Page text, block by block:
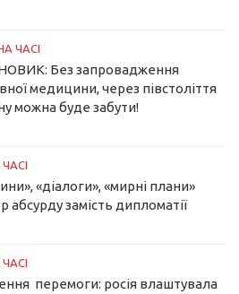
ЧАСІ
Без запровадження
медицини, через півстоліття
можна буде забути!
«діалоги», «мирні плани»
абсурду замість дипломатії
перемоги: росія влаштувала